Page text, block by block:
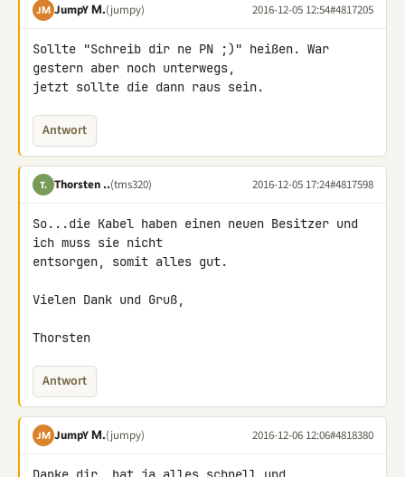
JΜ JumpY Μ.(jumpy) 2016-12-05 12:54#4817205
Sollte "Schreib dir ne PN ;)" heißen. War
gestern aber noch unterwegs,
jetzt sollte die dann raus sein.
Antwort
T. Thorsten ..(tms320) 2016-12-05 17:24#4817598
So...die Kabel haben einen neuen Besitzer und
ich muss sie nicht
entsorgen, somit alles gut.
Vielen Dank und Gruß,
Thorsten
Antwort
JΜ JumpY Μ.(jumpy) 2016-12-06 12:06#4818380